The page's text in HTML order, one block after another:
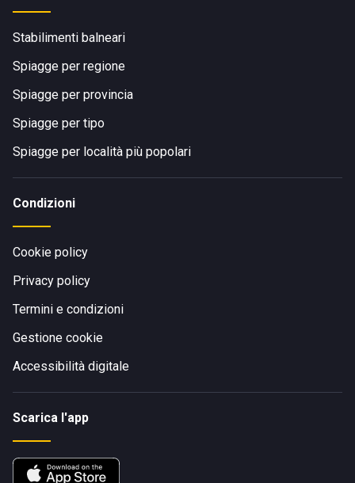
Stabilimenti balneari
Spiagge per regione
Spiagge per provincia
Spiagge per tipo
Spiagge per località più popolari
Condizioni
Cookie policy
Privacy policy
Termini e condizioni
Gestione cookie
Accessibilità digitale
Scarica l'app